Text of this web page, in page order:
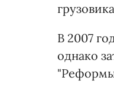
В 2007
однако